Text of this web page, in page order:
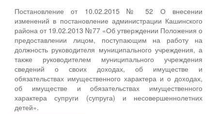
Постановление от 10.02.2015 № 52 О внесении
изменений в постановление администрации Кашинского
района от 19.02.2013 №77 «Об утверждении Положения о
предоставлении лицом, поступающим на работу на
должность руководителя муниципального учреждения, а
также руководителем муниципального учреждения
сведений о своих доходах, об имуществе и
обязательствах имущественного характера и о доходах,
об имуществе и обязательствах имущественного
характера супруги (супруга) и несовершеннолетних
детей».